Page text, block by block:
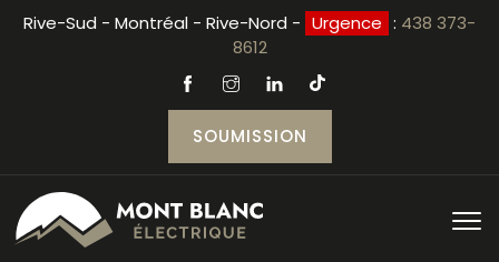
Rive-Sud - Montréal - Rive-Nord - Urgence : 438 373-
8612
SOUMISSION